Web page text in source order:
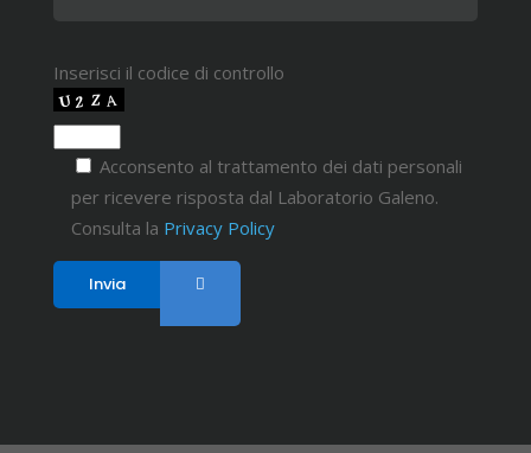
Inserisci il codice di controllo
Acconsento al trattamento dei dati personali
per ricevere risposta dal Laboratorio Galeno.
Consulta la Privacy Policy